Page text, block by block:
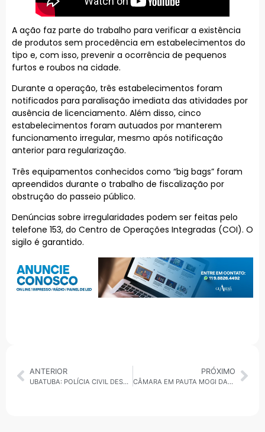
A ação faz parte do trabalho para verificar a existência
de produtos sem procedência em estabelecimentos do
tipo e, com isso, prevenir a ocorrência de pequenos
furtos e roubos na cidade.
Durante a operação, três estabelecimentos foram
notificados para paralisação imediata das atividades por
ausência de licenciamento. Além disso, cinco
estabelecimentos foram autuados por manterem
funcionamento irregular, mesmo após notificação
anterior para regularização.
Três equipamentos conhecidos como “big bags” foram
apreendidos durante o trabalho de fiscalização por
obstrução do passeio público.
Denúncias sobre irregularidades podem ser feitas pelo
telefone 153, do Centro de Operações Integradas (COI). O
sigilo é garantido.
ANTERIOR
UBATUBA: POLÍCIA CIVIL DESARTICULA PLANTAÇÃO DE “COGUMELO MÁGICO” NO VIVAMAR
PRÓXIMO
CÂMARA EM PAUTA MOGI DAS CRUZES: SECRETARIA DE SAÚDE FAZ PRESTAÇÃO DE CONTAS PARA VEREADORES EM AUDIÊNCIA PÚBLICA